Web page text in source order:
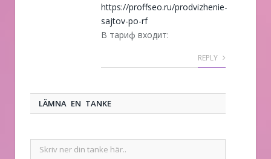
https://proffseo.ru/prodvizhenie-
sajtov-po-rf
В тариф входит:
REPLY
LÄMNA EN TANKE